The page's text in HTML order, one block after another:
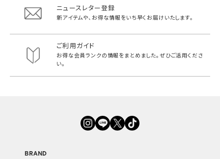
ニュースレター登録
新アイテムや、お得な情報をいち早く お届けいたします。
ご利用ガイド
お得な会員ランクの情報をまとめました。ぜひご活用くださ
い。
BRAND